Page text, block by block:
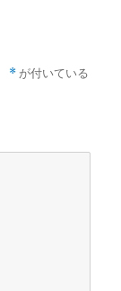
* が付いている